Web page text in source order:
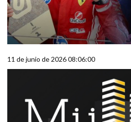
11 de junio de 2026 08:06:00